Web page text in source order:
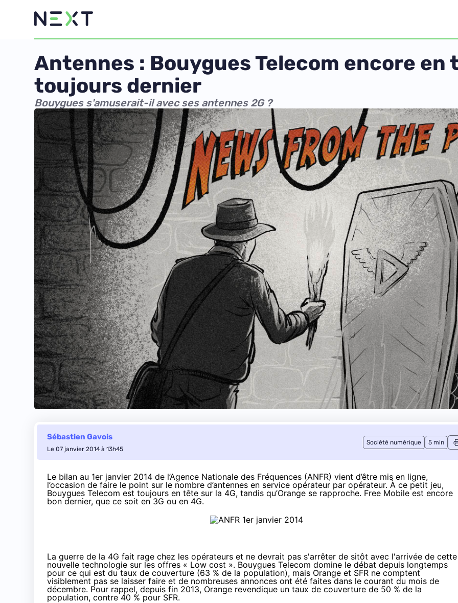
Antennes : Bouygues Telecom encore en
toujours dernier
Bouygues s'amuserait-il avec ses antennes 2G ?
Sébastien Gavois
Le 07 janvier 2014 à 13h45
Société numérique 5 min
Le bilan au 1er janvier 2014 de l’Agence Nationale des Fréquences (ANFR) vient d’être mis en ligne,
l’occasion de faire le point sur le nombre d’antennes en service opérateur par opérateur. À ce petit jeu,
Bouygues Telecom est toujours en tête sur la 4G, tandis qu’Orange se rapproche. Free Mobile est encore
bon dernier, que ce soit en 3G ou en 4G.
La guerre de la 4G fait rage chez les opérateurs et ne devrait pas s'arrêter de sitôt avec l'arrivée de cette
nouvelle technologie sur les offres « Low cost ». Bouygues Telecom domine le débat depuis longtemps
pour ce qui est du taux de couverture (63 % de la population), mais Orange et SFR ne comptent
visiblement pas se laisser faire et de nombreuses annonces ont été faites dans le courant du mois de
décembre. Pour rappel, depuis fin 2013, Orange revendique un taux de couverture de 50 % de la
population, contre 40 % pour SFR.